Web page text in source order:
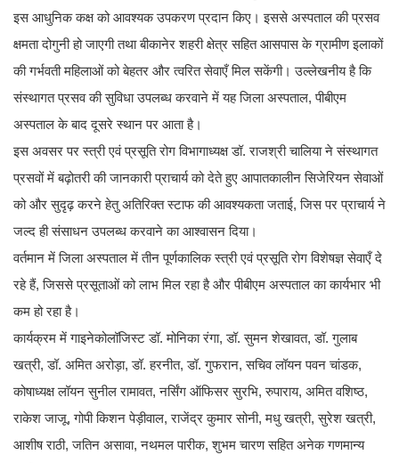
इस आधुनिक कक्ष को आवश्यक उपकरण प्रदान किए। इससे अस्पताल की प्रसव
क्षमता दोगुनी हो जाएगी तथा बीकानेर शहरी क्षेत्र सहित आसपास के ग्रामीण इलाकों
की गर्भवती महिलाओं को बेहतर और त्वरित सेवाएँ मिल सकेंगी। उल्लेखनीय है कि
संस्थागत प्रसव की सुविधा उपलब्ध करवाने में यह जिला अस्पताल, पीबीएम
अस्पताल के बाद दूसरे स्थान पर आता है।
इस अवसर पर स्त्री एवं प्रसूति रोग विभागाध्यक्ष डॉ. राजश्री चालिया ने संस्थागत
प्रसवों में बढ़ोतरी की जानकारी प्राचार्य को देते हुए आपातकालीन सिजेरियन सेवाओं
को और सुदृढ़ करने हेतु अतिरिक्त स्टाफ की आवश्यकता जताई, जिस पर प्राचार्य ने
जल्द ही संसाधन उपलब्ध करवाने का आश्वासन दिया।
वर्तमान में जिला अस्पताल में तीन पूर्णकालिक स्त्री एवं प्रसूति रोग विशेषज्ञ सेवाएँ दे
रहे हैं, जिससे प्रसूताओं को लाभ मिल रहा है और पीबीएम अस्पताल का कार्यभार भी
कम हो रहा है।
कार्यक्रम में गाइनेकोलॉजिस्ट डॉ. मोनिका रंगा, डॉ. सुमन शेखावत, डॉ. गुलाब
खत्री, डॉ. अमित अरोड़ा, डॉ. हरनीत, डॉ. गुफरान, सचिव लॉयन पवन चांडक,
कोषाध्यक्ष लॉयन सुनील रामावत, नर्सिंग ऑफिसर सुरभि, रुपाराय, अमित वशिष्ठ,
राकेश जाजू, गोपी किशन पेड़ीवाल, राजेंद्र कुमार सोनी, मधु खत्री, सुरेश खत्री,
आशीष राठी, जतिन असावा, नथमल पारीक, शुभम चारण सहित अनेक गणमान्य